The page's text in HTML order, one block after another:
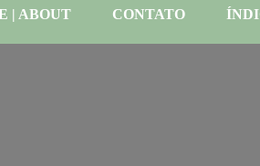
| ABOUT CONTATO